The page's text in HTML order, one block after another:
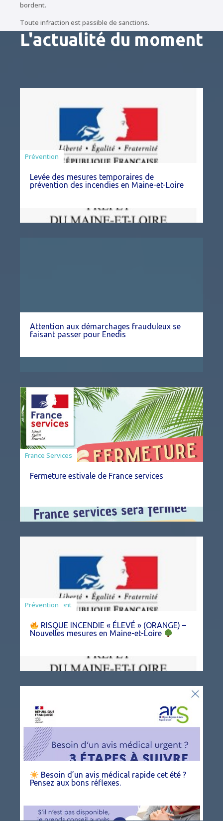
bordent.
Toute infraction est passible de sanctions.
L'actualité du moment
Préfecture
Prévention
Levée des mesures temporaires de
prévention des incendies en Maine-et-Loire
Attention aux démarchages frauduleux se
faisant passer pour Enedis
France Services
Fermeture estivale de France services
Agriculture
Arrêté
Environnement
Prévention
RISQUE INCENDIE « ÉLEVÉ » (ORANGE) –
Nouvelles mesures en Maine-et-Loire
Besoin d’un avis médical rapide cet été ?
Pensez aux bons réflexes.